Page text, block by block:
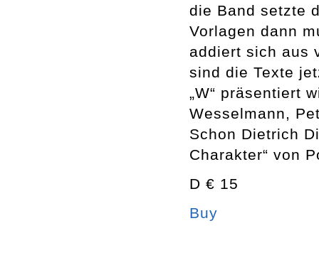
die Band setzte
Vorlagen dann
addiert sich aus
sind die Texte
„W“ präsentiert
Wesselmann,
Schon Dietrich
Charakter“ von
D € 15
Buy